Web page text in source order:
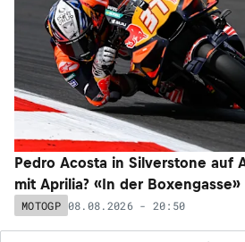
Pedro Acosta in Silverstone auf
mit Aprilia? «In der Boxengasse»
MOTOGP 08.08.2026 - 20:50